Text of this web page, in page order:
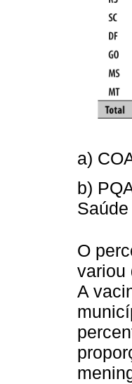
a)
b)
Saúde
O
variou
A